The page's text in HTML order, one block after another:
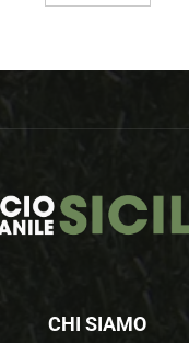
CHI SIAMO